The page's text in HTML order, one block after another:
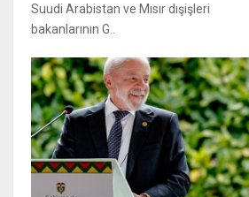
Suudi Arabistan ve Mısır dışişleri
bakanlarının G..